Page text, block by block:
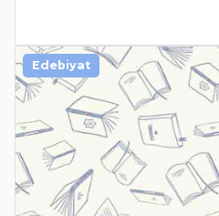
Edebiyat